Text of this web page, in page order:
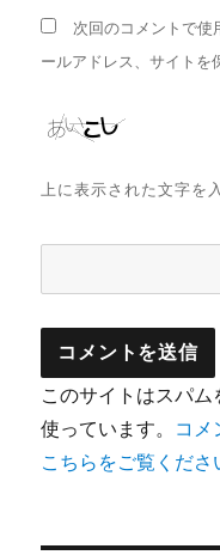
次回のコメントで使
ールアドレス、サイトを
上に表示された文字を
このサイトはスパ
使っています。 コメ
こちらをご覧くださ